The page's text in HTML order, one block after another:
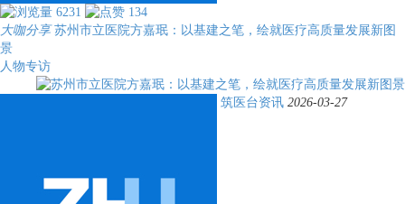
6231
134
大咖分享苏州市立医院方嘉珉：以基建之笔，绘就医疗高质量发展新图
景
人物专访
筑医台资讯 2026-03-27